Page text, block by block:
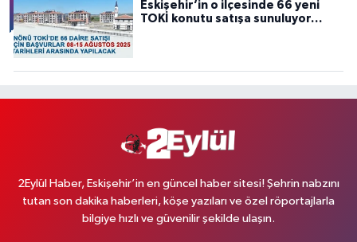
Eskişehir’in o ilçesinde 66 yeni
TOKİ konutu satışa sunuluyor…
2Eylül Haber, Eskişehir’in en güncel haber sitesi! Şehrin nabzını
tutan son dakika haberleri, köşe yazıları ve özel röportajlarla
bilgiye hızlı ve güvenilir şekilde ulaşın.